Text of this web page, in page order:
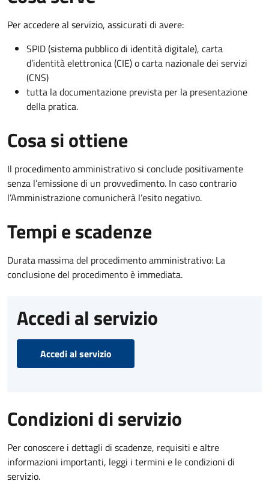
Per accedere al servizio, assicurati di avere:
SPID (sistema pubblico di identità digitale), carta
d’identità elettronica (CIE) o carta nazionale dei servizi
(CNS)
tutta la documentazione prevista per la presentazione
della pratica.
Cosa si ottiene
Il procedimento amministrativo si conclude positivamente
senza l’emissione di un provvedimento. In caso contrario
l’Amministrazione comunicherà l’esito negativo.
Tempi e scadenze
Durata massima del procedimento amministrativo: La
conclusione del procedimento è immediata.
Accedi al servizio
Accedi al servizio
Condizioni di servizio
Per conoscere i dettagli di scadenze, requisiti e altre
informazioni importanti, leggi i termini e le condizioni di
servizio.